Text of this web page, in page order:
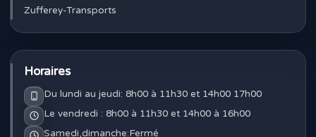
Zufferey-Transports
Horaires
Du lundi au jeudi: 8h00 à 11h30 et 14h00 17h00
Le vendredi : 8h00 à 11h30 et 14h00 à 16h00
Samedi,dimanche:Fermé